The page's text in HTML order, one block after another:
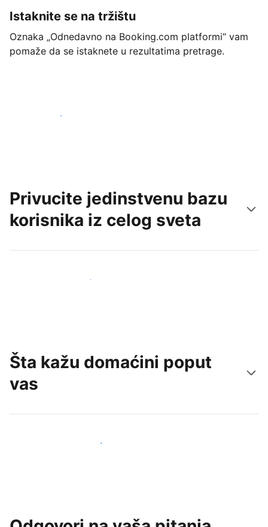
Istaknite se na tržištu
Oznaka „Odnedavno na Booking.com platformi“ vam
pomaže da se istaknete u rezultatima pretrage.
Počnite već danas
Privucite jedinstvenu bazu
korisnika iz celog sveta
Privucite nove goste već danas
Šta kažu domaćini poput
vas
Pridružite se domaćinima poput vas